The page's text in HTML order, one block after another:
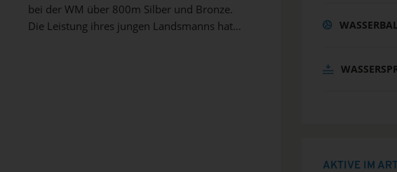
bei der WM über 800m Silber und Bronze.
Die Leistung ihres jungen Landsmanns hat
AKTIVE IM